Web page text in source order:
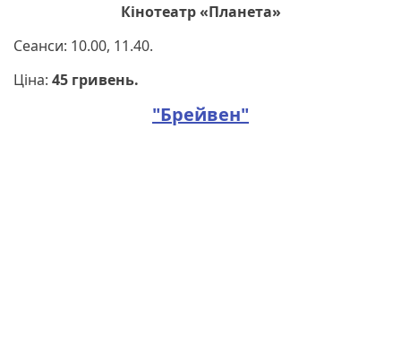
Кінотеатр «Планета»
Сеанси: 10.00, 11.40.
Ціна: 45 гривень.
"Брейвен"